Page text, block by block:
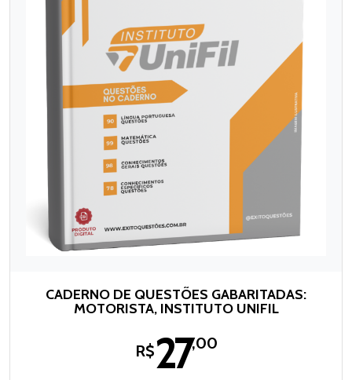
CADERNO DE QUESTÕES GABARITADAS:
MOTORISTA, INSTITUTO UNIFIL
R$27,00